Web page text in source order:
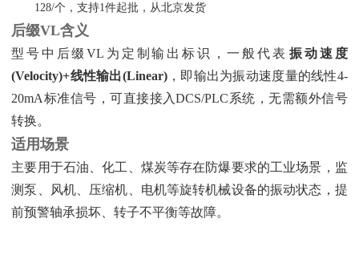
128/个，支持1件起批，从北京发货
后缀VL含义
型号中后缀VL为定制输出标识，一般代表‌ 振动速度
(Velocity)+线性输出(Linear)‌，即输出为振动速度量的线性4-
20mA标准信号，可直接接入DCS/PLC系统，无需额外信号
转换。
适用场景
主要用于石油、化工、煤炭等存在防爆要求的工业场景，监
测泵、风机、压缩机、电机等旋转机械设备的振动状态，提
前预警轴承损坏、转子不平衡等故障。